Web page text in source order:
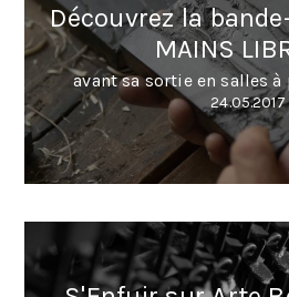
Découvrez la
MAINS
avant sa sortie en salles
24.05.2017